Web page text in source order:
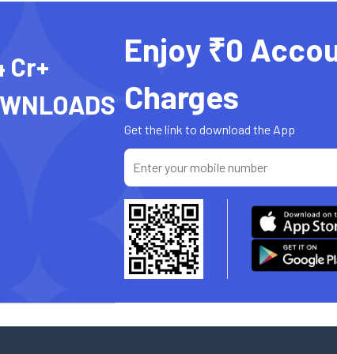
Cr+
Enjoy ₹0
Charges
Get the link to download the App